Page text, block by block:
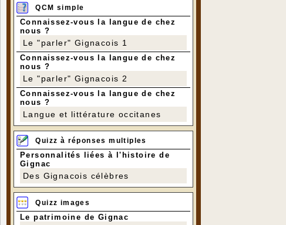
QCM simple
Connaissez-vous la langue de chez
nous ?
Le "parler" Gignacois 1
Connaissez-vous la langue de chez
nous ?
Le "parler" Gignacois 2
Connaissez-vous la langue de chez
nous ?
Langue et littérature occitanes
Quizz à réponses multiples
Personnalités liées à l'histoire de
Gignac
Des Gignacois célèbres
Quizz images
Le patrimoine de Gignac